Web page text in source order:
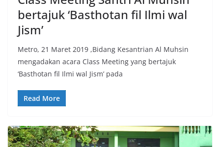
bertajuk ‘Basthotan fil Ilmi wal
Jism’
Metro, 21 Maret 2019 ,Bidang Kesantrian Al Muhsin
mengadakan acara Class Meeting yang bertajuk
‘Basthotan fil Ilmi wal Jism’ pada
Read More